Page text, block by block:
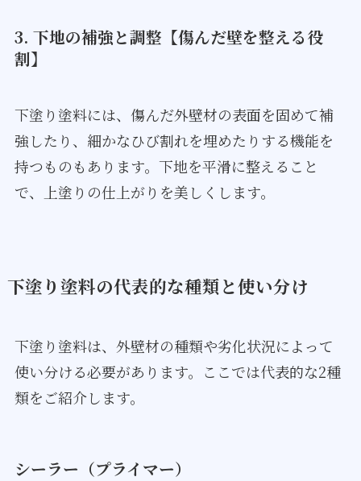
3. 下地の補強と調整【傷んだ壁を整える役
割】
下塗り塗料には、傷んだ外壁材の表面を固めて補
強したり、細かなひび割れを埋めたりする機能を
持つものもあります。下地を平滑に整えること
で、上塗りの仕上がりを美しくします。
下塗り塗料の代表的な種類と使い分け
下塗り塗料は、外壁材の種類や劣化状況によって
使い分ける必要があります。ここでは代表的な2種
類をご紹介します。
シーラー（プライマー）